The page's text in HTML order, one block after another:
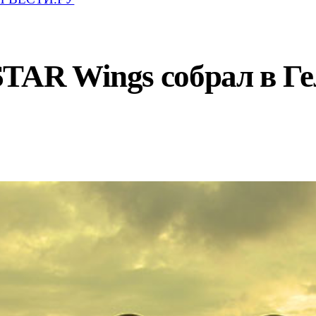
Wings собрал в